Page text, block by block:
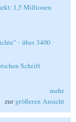
1,5 Millionen
- über 3400
Schrift
mehr
zur größeren Ansicht